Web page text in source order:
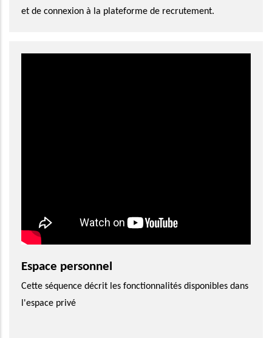
et de connexion à la plateforme de recrutement.
Espace personnel
Cette séquence décrit les fonctionnalités disponibles dans
l'espace privé